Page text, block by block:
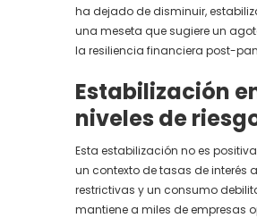
ha dejado de disminuir,
una meseta que sugiere un
la resiliencia financiera post-
Estabilización
niveles de
Esta estabilización no es
un contexto de tasas de interés
restrictivas y un consumo
mantiene a miles de empresas